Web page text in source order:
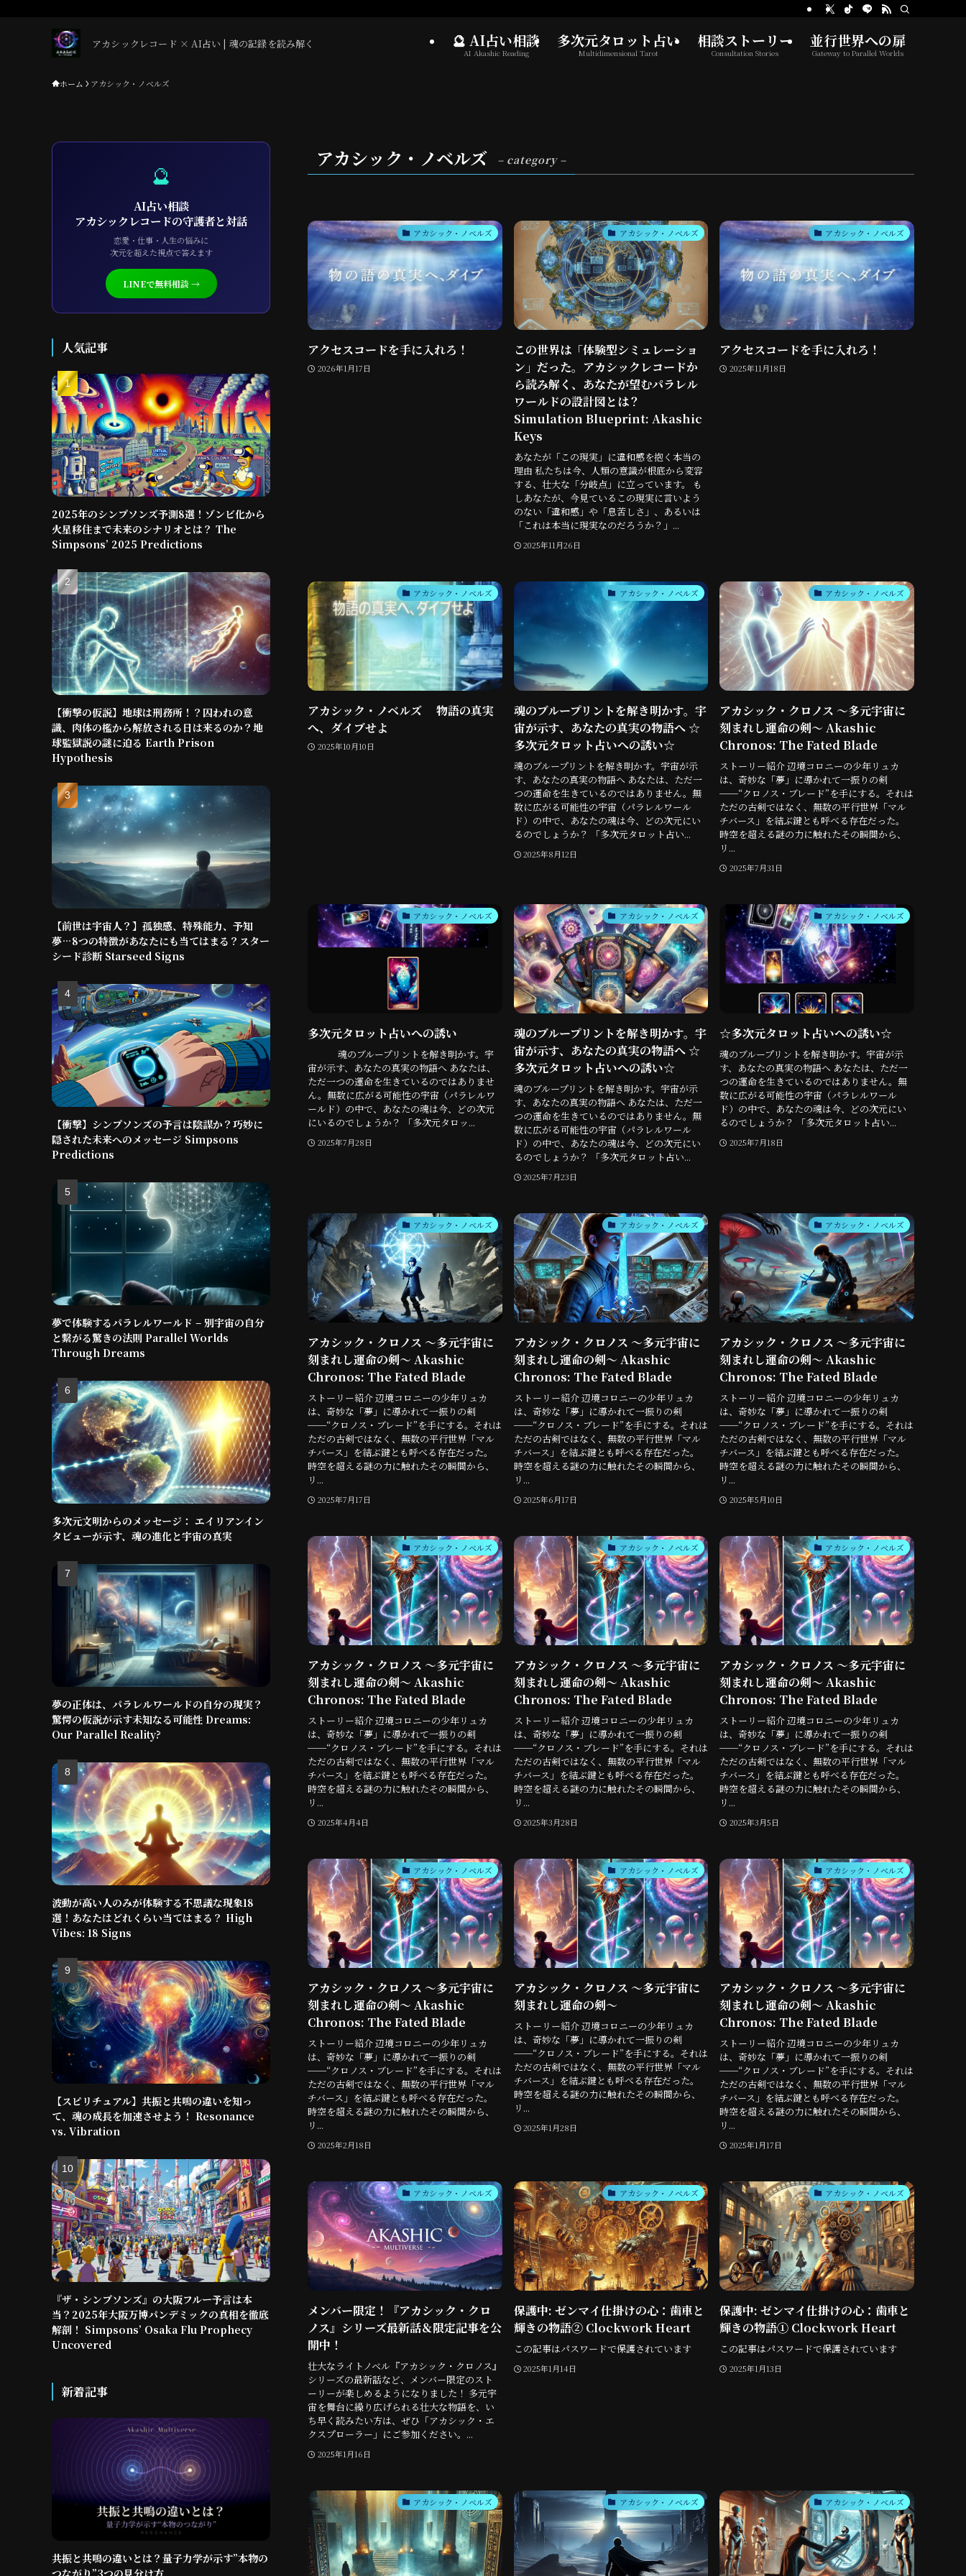
アカシックレコード × AI占い | 魂の記録を読み解く 🔮 AI占い相談
AI Akashic Reading
多次元タロット占い
Multidimensional Tarot
相談ストーリー
Consultation Stories
並行世界への扉
Gateway to Parallel Worlds
ホーム アカシック・ノベルズ
アカシック・ノベルズ – category –
アカシック・ノベルズ
アクセスコードを手に入れろ！
2026年1月17日
アカシック・ノベルズ
この世界は「体験型シミュレーショ
ン」だった。アカシックレコードか
ら読み解く、あなたが望むパラレル
ワールドの設計図とは？
Simulation Blueprint: Akashic
Keys
あなたが「この現実」に違和感を抱く本当の
理由 私たちは今、人類の意識が根底から変容
する、壮大な「分岐点」に立っています。 も
しあなたが、今見ているこの現実に言いよう
のない「違和感」や「息苦しさ」、あるいは
「これは本当に現実なのだろうか？」...
2025年11月26日
アカシック・ノベルズ
アクセスコードを手に入れろ！
2025年11月18日
アカシック・ノベルズ
アカシック・ノベルズ 物語の真実
へ、ダイブせよ
2025年10月10日
アカシック・ノベルズ
魂のブループリントを解き明かす。宇
宙が示す、あなたの真実の物語へ ☆
多次元タロット占いへの誘い☆
魂のブループリントを解き明かす。宇宙が示
す、あなたの真実の物語へ あなたは、ただ一
つの運命を生きているのではありません。無
数に広がる可能性の宇宙（パラレルワール
ド）の中で、あなたの魂は今、どの次元にい
るのでしょうか？ 「多次元タロット占い...
2025年8月12日
アカシック・ノベルズ
アカシック・クロノス 〜多元宇宙に
刻まれし運命の剣〜 Akashic
Chronos: The Fated Blade
ストーリー紹介 辺境コロニーの少年リュカ
は、奇妙な「夢」に導かれて一振りの剣
──“クロノス・ブレード”を手にする。それは
ただの古剣ではなく、無数の平行世界「マル
チバース」を結ぶ鍵とも呼べる存在だった。
時空を超える謎の力に触れたその瞬間から、
リ...
2025年7月31日
アカシック・ノベルズ
多次元タロット占いへの誘い
魂のブループリントを解き明かす。宇
宙が示す、あなたの真実の物語へ あなたは、
ただ一つの運命を生きているのではありませ
ん。無数に広がる可能性の宇宙（パラレルワ
ールド）の中で、あなたの魂は今、どの次元
にいるのでしょうか？ 「多次元タロッ...
2025年7月28日
アカシック・ノベルズ
魂のブループリントを解き明かす。宇
宙が示す、あなたの真実の物語へ ☆
多次元タロット占いへの誘い☆
魂のブループリントを解き明かす。宇宙が示
す、あなたの真実の物語へ あなたは、ただ一
つの運命を生きているのではありません。無
数に広がる可能性の宇宙（パラレルワール
ド）の中で、あなたの魂は今、どの次元にい
るのでしょうか？ 「多次元タロット占い...
2025年7月23日
アカシック・ノベルズ
☆多次元タロット占いへの誘い☆
魂のブループリントを解き明かす。宇宙が示
す、あなたの真実の物語へ あなたは、ただ一
つの運命を生きているのではありません。無
数に広がる可能性の宇宙（パラレルワール
ド）の中で、あなたの魂は今、どの次元にい
るのでしょうか？ 「多次元タロット占い...
2025年7月18日
アカシック・ノベルズ
アカシック・クロノス 〜多元宇宙に
刻まれし運命の剣〜 Akashic
Chronos: The Fated Blade
ストーリー紹介 辺境コロニーの少年リュカ
は、奇妙な「夢」に導かれて一振りの剣
──“クロノス・ブレード”を手にする。それは
ただの古剣ではなく、無数の平行世界「マル
チバース」を結ぶ鍵とも呼べる存在だった。
時空を超える謎の力に触れたその瞬間から、
リ...
2025年7月17日
アカシック・ノベルズ
アカシック・クロノス 〜多元宇宙に
刻まれし運命の剣〜 Akashic
Chronos: The Fated Blade
ストーリー紹介 辺境コロニーの少年リュカ
は、奇妙な「夢」に導かれて一振りの剣
──“クロノス・ブレード”を手にする。それは
ただの古剣ではなく、無数の平行世界「マル
チバース」を結ぶ鍵とも呼べる存在だった。
時空を超える謎の力に触れたその瞬間から、
リ...
2025年6月17日
アカシック・ノベルズ
アカシック・クロノス 〜多元宇宙に
刻まれし運命の剣〜 Akashic
Chronos: The Fated Blade
ストーリー紹介 辺境コロニーの少年リュカ
は、奇妙な「夢」に導かれて一振りの剣
──“クロノス・ブレード”を手にする。それは
ただの古剣ではなく、無数の平行世界「マル
チバース」を結ぶ鍵とも呼べる存在だった。
時空を超える謎の力に触れたその瞬間から、
リ...
2025年5月10日
アカシック・ノベルズ
アカシック・クロノス 〜多元宇宙に
刻まれし運命の剣〜 Akashic
Chronos: The Fated Blade
ストーリー紹介 辺境コロニーの少年リュカ
は、奇妙な「夢」に導かれて一振りの剣
──“クロノス・ブレード”を手にする。それは
ただの古剣ではなく、無数の平行世界「マル
チバース」を結ぶ鍵とも呼べる存在だった。
時空を超える謎の力に触れたその瞬間から、
リ...
2025年4月4日
アカシック・ノベルズ
アカシック・クロノス 〜多元宇宙に
刻まれし運命の剣〜 Akashic
Chronos: The Fated Blade
ストーリー紹介 辺境コロニーの少年リュカ
は、奇妙な「夢」に導かれて一振りの剣
──“クロノス・ブレード”を手にする。それは
ただの古剣ではなく、無数の平行世界「マル
チバース」を結ぶ鍵とも呼べる存在だった。
時空を超える謎の力に触れたその瞬間から、
リ...
2025年3月28日
アカシック・ノベルズ
アカシック・クロノス 〜多元宇宙に
刻まれし運命の剣〜 Akashic
Chronos: The Fated Blade
ストーリー紹介 辺境コロニーの少年リュカ
は、奇妙な「夢」に導かれて一振りの剣
──“クロノス・ブレード”を手にする。それは
ただの古剣ではなく、無数の平行世界「マル
チバース」を結ぶ鍵とも呼べる存在だった。
時空を超える謎の力に触れたその瞬間から、
リ...
2025年3月5日
アカシック・ノベルズ
アカシック・クロノス 〜多元宇宙に
刻まれし運命の剣〜 Akashic
Chronos: The Fated Blade
ストーリー紹介 辺境コロニーの少年リュカ
は、奇妙な「夢」に導かれて一振りの剣
──“クロノス・ブレード”を手にする。それは
ただの古剣ではなく、無数の平行世界「マル
チバース」を結ぶ鍵とも呼べる存在だった。
時空を超える謎の力に触れたその瞬間から、
リ...
2025年2月18日
アカシック・ノベルズ
アカシック・クロノス 〜多元宇宙に
刻まれし運命の剣〜
ストーリー紹介 辺境コロニーの少年リュカ
は、奇妙な「夢」に導かれて一振りの剣
──“クロノス・ブレード”を手にする。それは
ただの古剣ではなく、無数の平行世界「マル
チバース」を結ぶ鍵とも呼べる存在だった。
時空を超える謎の力に触れたその瞬間から、
リ...
2025年1月28日
アカシック・ノベルズ
アカシック・クロノス 〜多元宇宙に
刻まれし運命の剣〜 Akashic
Chronos: The Fated Blade
ストーリー紹介 辺境コロニーの少年リュカ
は、奇妙な「夢」に導かれて一振りの剣
──“クロノス・ブレード”を手にする。それは
ただの古剣ではなく、無数の平行世界「マル
チバース」を結ぶ鍵とも呼べる存在だった。
時空を超える謎の力に触れたその瞬間から、
リ...
2025年1月17日
アカシック・ノベルズ
メンバー限定！『アカシック・クロ
ノス』シリーズ最新話＆限定記事を公
開中！
壮大なライトノベル『アカシック・クロノス』
シリーズの最新話など、メンバー限定のスト
ーリーが楽しめるようになりました！ 多元宇
宙を舞台に繰り広げられる壮大な物語を、い
ち早く読みたい方は、ぜひ「アカシック・エ
クスプローラー」にご参加ください。...
2025年1月16日
アカシック・ノベルズ
保護中: ゼンマイ仕掛けの心：歯車と
輝きの物語② Clockwork Heart
この記事はパスワードで保護されています
2025年1月14日
アカシック・ノベルズ
保護中: ゼンマイ仕掛けの心：歯車と
輝きの物語① Clockwork Heart
この記事はパスワードで保護されています
2025年1月13日
アカシック・ノベルズ アカシック・ノベルズ アカシック・ノベルズ
🔮
AI占い相談
アカシックレコードの守護者と対話
恋愛・仕事・人生の悩みに
次元を超えた視点で答えます
LINEで無料相談 →
人気記事
2025年のシンプソンズ予測8選！ゾンビ化から
火星移住まで未来のシナリオとは？ The
Simpsons’ 2025 Predictions
【衝撃の仮説】地球は刑務所！？囚われの意
識、肉体の檻から解放される日は来るのか？地
球監獄説の謎に迫る Earth Prison
Hypothesis
【前世は宇宙人？】孤独感、特殊能力、予知
夢…8つの特徴があなたにも当てはまる？スター
シード診断 Starseed Signs
【衝撃】シンプソンズの予言は陰謀か？巧妙に
隠された未来へのメッセージ Simpsons
Predictions
夢で体験するパラレルワールド – 別宇宙の自分
と繋がる驚きの法則 Parallel Worlds
Through Dreams
多次元文明からのメッセージ： エイリアンイン
タビューが示す、魂の進化と宇宙の真実
夢の正体は、パラレルワールドの自分の現実？
驚愕の仮説が示す未知なる可能性 Dreams:
Our Parallel Reality?
波動が高い人のみが体験する不思議な現象18
選！あなたはどれくらい当てはまる？ High
Vibes: 18 Signs
【スピリチュアル】共振と共鳴の違いを知っ
て、魂の成長を加速させよう！ Resonance
vs. Vibration
『ザ・シンプソンズ』の大阪フルー予言は本
当？2025年大阪万博パンデミックの真相を徹底
解剖！ Simpsons’ Osaka Flu Prophecy
Uncovered
新着記事
共振と共鳴の違いとは？量子力学が示す”本物の
つながり”3つの見分け方